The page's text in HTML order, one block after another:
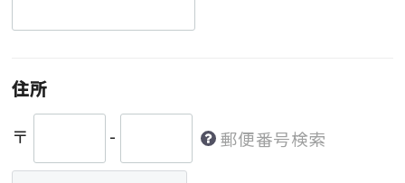
住所
〒
- 郵便番号検索